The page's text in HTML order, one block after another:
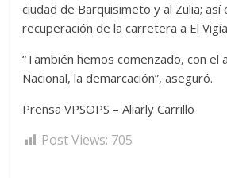
ciudad de Barquisimeto y al Zulia; así
recuperación de la carretera a El
“También hemos comenzado, con el
Nacional, la demarcación”, aseguró.
Prensa VPSOPS – Aliarly Carrillo
Post Views: 705